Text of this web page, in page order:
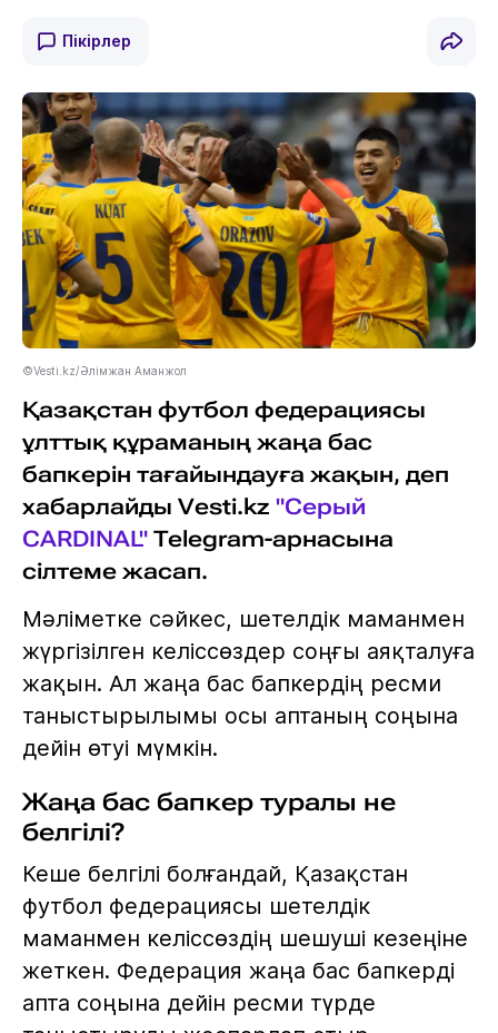
Пікірлер
©Vesti.kz/Әлімжан Аманжол
Қазақстан футбол федерациясы
ұлттық құраманың жаңа бас
бапкерін тағайындауға жақын, деп
хабарлайды Vesti.kz "Серый
CARDINAL"Telegram-арнасына
сілтеме жасап.
Мәліметке сәйкес, шетелдік маманмен
жүргізілген келіссөздер соңғы аяқталуға
жақын. Ал жаңа бас бапкердің ресми
таныстырылымы осы аптаның соңына
дейін өтуі мүмкін.
Жаңа бас бапкер туралы не
белгілі?
Кеше белгілі болғандай, Қазақстан
футбол федерациясы шетелдік
маманмен келіссөздің шешуші кезеңіне
жеткен. Федерация жаңа бас бапкерді
апта соңына дейін ресми түрде